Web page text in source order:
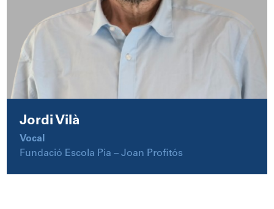
Jordi Vilà
Vocal
Fundació Escola Pia – Joan Profitós